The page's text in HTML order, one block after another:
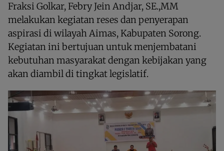
Fraksi Golkar, Febry Jein Andjar, SE.,MM
melakukan kegiatan reses dan penyerapan
aspirasi di wilayah Aimas, Kabupaten Sorong.
Kegiatan ini bertujuan untuk menjembatani
kebutuhan masyarakat dengan kebijakan yang
akan diambil di tingkat legislatif.